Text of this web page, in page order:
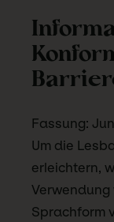
Fassung:
Um die
erleichtern,
Sprachform